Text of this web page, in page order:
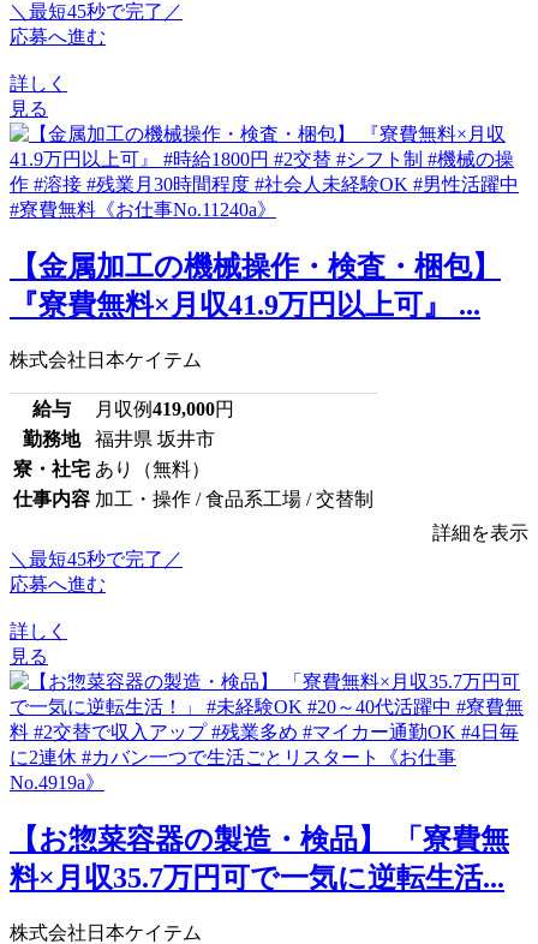
＼最短45秒で完了／
応募へ進む
詳しく
見る
【金属加工の機械操作・検査・梱包】
『寮費無料×月収41.9万円以上可』 ...
株式会社日本ケイテム
給与 月収例419,000円
勤務地
福井県 坂井市
寮・社宅 あり（無料）
仕事内容 加工・操作 / 食品系工場 / 交替制
詳細を表示
＼最短45秒で完了／
応募へ進む
詳しく
見る
【お惣菜容器の製造・検品】 「寮費無
料×月収35.7万円可で一気に逆転生活...
株式会社日本ケイテム